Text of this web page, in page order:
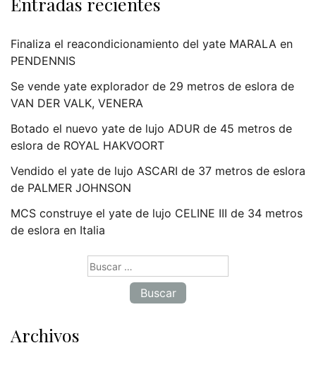
Finaliza el reacondicionamiento del yate MARALA en
PENDENNIS
Se vende yate explorador de 29 metros de eslora de
VAN DER VALK, VENERA
Botado el nuevo yate de lujo ADUR de 45 metros de
eslora de ROYAL HAKVOORT
Vendido el yate de lujo ASCARI de 37 metros de eslora
de PALMER JOHNSON
MCS construye el yate de lujo CELINE III de 34 metros
de eslora en Italia
Archivos